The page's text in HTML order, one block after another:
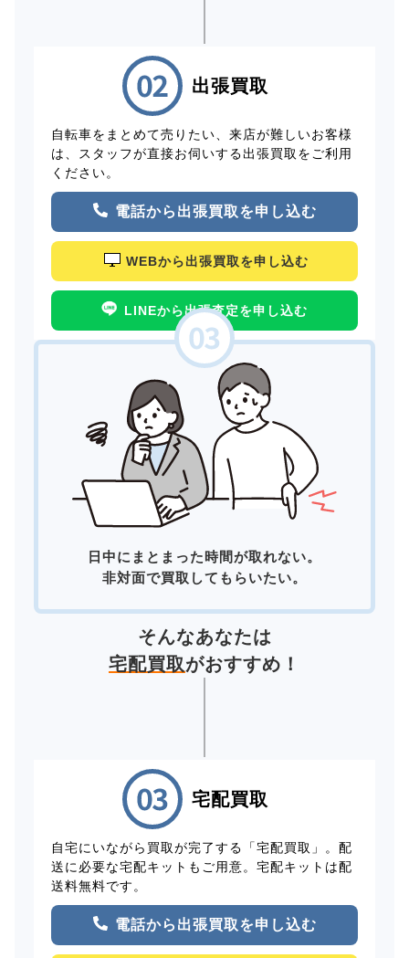
出張買取
自転車をまとめて売りたい、来店が難しいお客様
は、スタッフが直接お伺いする出張買取をご利用
ください。
電話から出張買取を申し込む
WEBから出張買取を申し込む
LINEから出張査定を申し込む
日中にまとまった時間が取れない。
非対面で買取してもらいたい。
そんなあなたは
宅配買取がおすすめ！
宅配買取
自宅にいながら買取が完了する「宅配買取」。配
送に必要な宅配キットもご用意。宅配キットは配
送料無料です。
電話から出張買取を申し込む